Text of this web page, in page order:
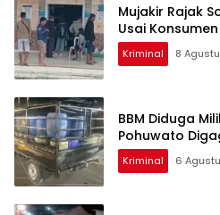
Mujakir Rajak
Usai
Kriminal 8
BBM Diduga
Pohuwato
Kriminal 6